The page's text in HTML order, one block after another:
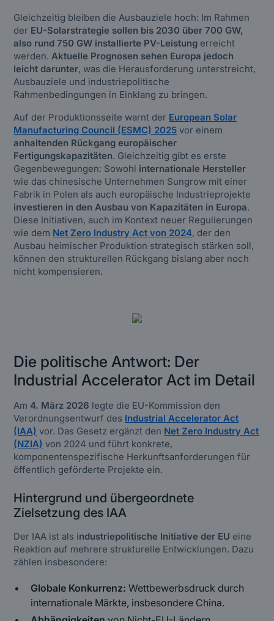
Gleichzeitig bleiben die Ausbauziele hoch: Im Rahmen
der EU-Solarstrategie sollen bis 2030 über 700 GW,
also rund 750 GW installierte PV-Leistung erreicht
werden.Aktuelle Prognosen sehen Europa jedoch
leicht darunter, was die Herausforderung unterstreicht,
Ausbauziele und industriepolitische
Rahmenbedingungen in Einklang zu bringen.
Auf der Produktionsseite warnt der European Solar
Manufacturing Council (ESMC) 2025 vor einem
anhaltenden Rückgang europäischer
Fertigungskapazitäten. Gleichzeitig gibt es erste
Gegenbewegungen: Sowohl internationale Hersteller
wie das chinesische Unternehmen Sungrow mit einer
Fabrik in Polen als auch europäische Industrieprojekte
investieren in den Ausbau von Kapazitäten in Europa.
Diese Initiativen, auch im Kontext neuer Regulierungen
wie dem Net Zero Industry Act von 2024, der den
Ausbau heimischer Produktion strategisch stärken soll,
können den strukturellen Rückgang bislang aber noch
nicht kompensieren.
Die politische Antwort: Der
Industrial Accelerator Act im Detail
Am 4. März 2026 legte die EU-Kommission den
Verordnungsentwurf des Industrial Accelerator Act
(IAA) vor. Das Gesetz ergänzt den Net Zero Industry Act
(NZIA) von 2024 und führt konkrete,
komponentenspezifische Herkunftsanforderungen für
öffentlich geförderte Projekte ein.
Hintergrund und übergeordnete
Zielsetzung des IAA
Der IAA ist als industriepolitische Initiative der EU eine
Reaktion auf mehrere strukturelle Entwicklungen. Dazu
zählen insbesondere:
Globale Konkurrenz:Wettbewerbsdruck durch
internationale Märkte, insbesondere China.